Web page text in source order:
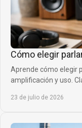
Cómo elegir
Aprende cómo elegir
amplificación y uso.
23 de julio de 2026